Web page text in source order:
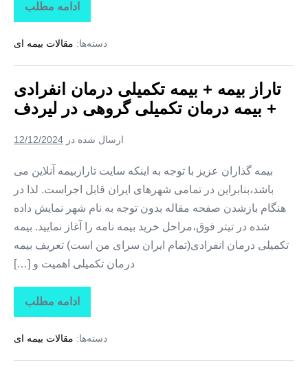
ادامه مطلب
تاراز
بیمه
بیمه
درمان
+
بیمه
درمان
تکمیلی
در
دسته‌ها: مقالات بیمه ای
تاراز بیمه + بیمه تکمیلی درمان انفرادی
+ بیمه درمان تکمیلی گروهی در لیردف
ارسال شده در 12/12/2024
بیمه گذاران عزیز با توجه به اینکه سایت تارازبیمه آنلاین می
باشد،بنابراین در تمامی شهرهای ایران قابل اجراست. لذا در
هنگام بازشدن صفحه مقاله بدون توجه به نام شهر نمایش داده
شده در تیتر فوق،مراحل خرید بیمه نامه را آغاز نمایید. بیمه
تکمیلی درمان انفرادی(تمام ایران سرای من است) تعریف بیمه
درمان تکمیلی اهمیت و […]
ادامه مطلب
تاراز
بیمه
بیمه
درمان
دسته‌ها: مقالات بیمه ای